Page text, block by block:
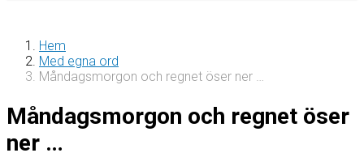
Hem
Med egna ord
Måndagsmorgon och regnet öser ner …
Måndagsmorgon och regnet öser
ner …